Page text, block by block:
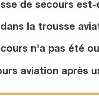
de secours est-
la trousse
n'a pas été
aviation après